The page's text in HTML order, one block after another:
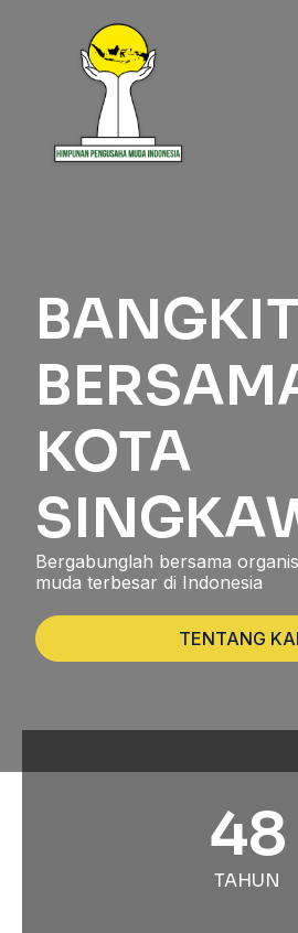
BANGKIT
KOTA
Bergabunglah bersama
muda terbesar di Indonesia
TENTANG
48
TAHUN